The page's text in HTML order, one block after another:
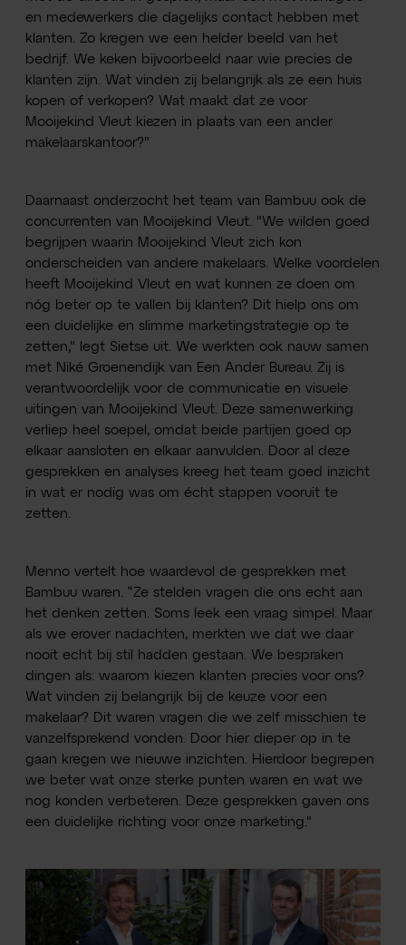
en medewerkers die dagelijks contact hebben met
klanten. Zo kregen we een helder beeld van het
bedrijf. We keken bijvoorbeeld naar wie precies de
klanten zijn. Wat vinden zij belangrijk als ze een huis
kopen of verkopen? Wat maakt dat ze voor
Mooijekind Vleut kiezen in plaats van een ander
makelaarskantoor?"
Daarnaast onderzocht het team van Bambuu ook de
concurrenten van Mooijekind Vleut. "We wilden goed
begrijpen waarin Mooijekind Vleut zich kon
onderscheiden van andere makelaars. Welke voordelen
heeft Mooijekind Vleut en wat kunnen ze doen om
nóg beter op te vallen bij klanten? Dit hielp ons om
een duidelijke en slimme marketingstrategie op te
zetten," legt Sietse uit. We werkten ook nauw samen
met Niké Groenendijk van Een Ander Bureau. Zij is
verantwoordelijk voor de communicatie en visuele
uitingen van Mooijekind Vleut. Deze samenwerking
verliep heel soepel, omdat beide partijen goed op
elkaar aansloten en elkaar aanvulden. Door al deze
gesprekken en analyses kreeg het team goed inzicht
in wat er nodig was om écht stappen vooruit te
zetten.
Menno vertelt hoe waardevol de gesprekken met
Bambuu waren. “Ze stelden vragen die ons echt aan
het denken zetten. Soms leek een vraag simpel. Maar
als we erover nadachten, merkten we dat we daar
nooit echt bij stil hadden gestaan. We bespraken
dingen als: waarom kiezen klanten precies voor ons?
Wat vinden zij belangrijk bij de keuze voor een
makelaar? Dit waren vragen die we zelf misschien te
vanzelfsprekend vonden. Door hier dieper op in te
gaan kregen we nieuwe inzichten. Hierdoor begrepen
we beter wat onze sterke punten waren en wat we
nog konden verbeteren. Deze gesprekken gaven ons
een duidelijke richting voor onze marketing."